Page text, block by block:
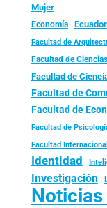
Mujer
Economía Ecuador
Facultad de
Facultad de
Facultad de
Facultad de
Facultad de
Facultad de
Facultad
Identidad
Investigación
Noticias